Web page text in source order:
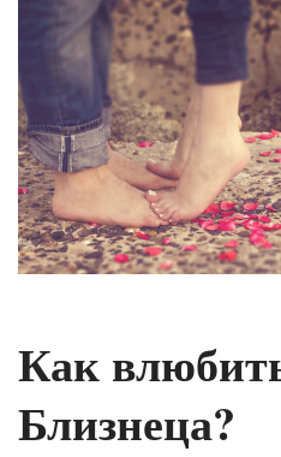
Как
Близнеца?